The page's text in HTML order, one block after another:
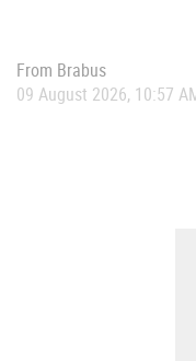
From Brabus
09 August 2026, 10:57